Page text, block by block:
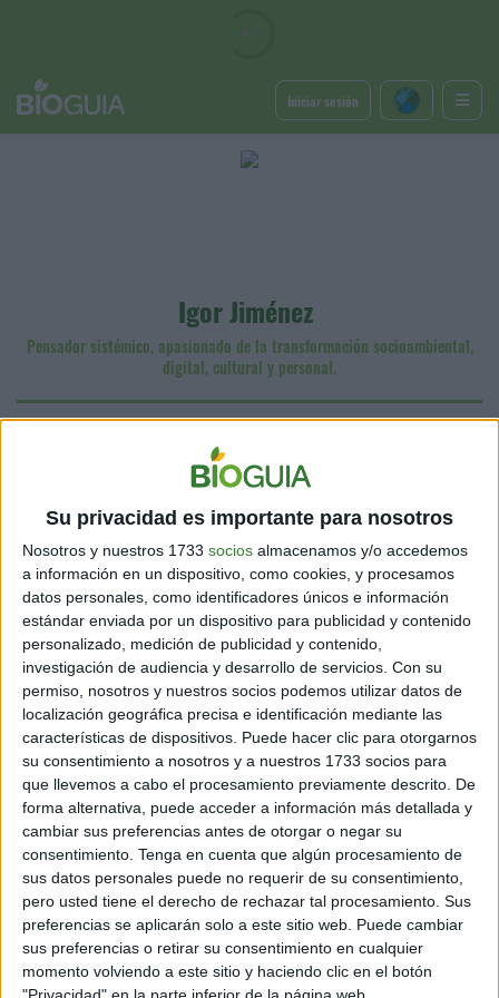
Su privacidad es importante para nosotros
Nosotros y nuestros 1733 socios almacenamos y/o accedemos
a información en un dispositivo, como cookies, y procesamos
datos personales, como identificadores únicos e información
estándar enviada por un dispositivo para publicidad y contenido
personalizado, medición de publicidad y contenido,
investigación de audiencia y desarrollo de servicios. Con su
permiso, nosotros y nuestros socios podemos utilizar datos de
localización geográfica precisa e identificación mediante las
características de dispositivos. Puede hacer clic para otorgarnos
su consentimiento a nosotros y a nuestros 1733 socios para
que llevemos a cabo el procesamiento previamente descrito. De
forma alternativa, puede acceder a información más detallada y
cambiar sus preferencias antes de otorgar o negar su
consentimiento. Tenga en cuenta que algún procesamiento de
sus datos personales puede no requerir de su consentimiento,
pero usted tiene el derecho de rechazar tal procesamiento. Sus
preferencias se aplicarán solo a este sitio web. Puede cambiar
sus preferencias o retirar su consentimiento en cualquier
momento volviendo a este sitio y haciendo clic en el botón
Iniciar sesión
Igor Jiménez
Pensador sistémico, apasionado de la transformación socioambiental,
digital, cultural y personal.
Consumo y Confianza: acelerando contra un muro
7 min| 19/08/2020
Nuestro consumo diario nos hace parte integral de la crisis
ambiental a la que se enfrenta el planeta. ¿Acaso será que
enfermamos al eco sistema y ahora este nos infecta a nosotros?
Inspirando el cambio